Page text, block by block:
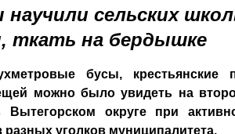
сельских
ткать на бердышке
бусы, крестьянские
можно было увидеть на
округе при
разных уголков муниципалитета.